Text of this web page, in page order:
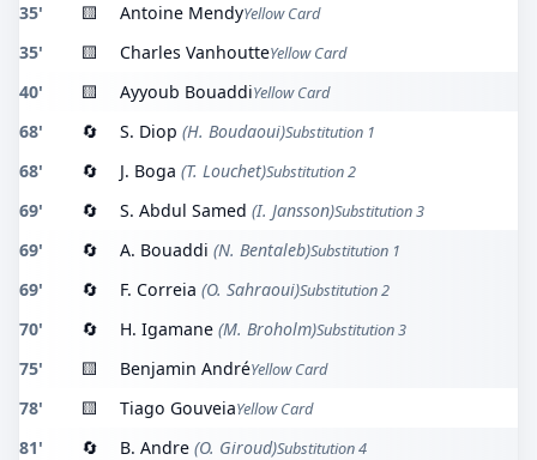
35' 🟨 Antoine MendyYellow Card
35' 🟨 Charles VanhoutteYellow Card
40' 🟨 Ayyoub BouaddiYellow Card
68' 🔄 S. Diop (H. Boudaoui)Substitution 1
68' 🔄 J. Boga (T. Louchet)Substitution 2
69' 🔄 S. Abdul Samed (I. Jansson)Substitution 3
69' 🔄 A. Bouaddi (N. Bentaleb)Substitution 1
69' 🔄 F. Correia (O. Sahraoui)Substitution 2
70' 🔄 H. Igamane (M. Broholm)Substitution 3
75' 🟨 Benjamin AndréYellow Card
78' 🟨 Tiago GouveiaYellow Card
81' 🔄 B. Andre (O. Giroud)Substitution 4